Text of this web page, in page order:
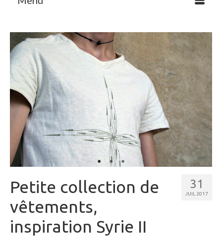
31
JUIL 2017
Petite collection de
vêtements,
inspiration Syrie II